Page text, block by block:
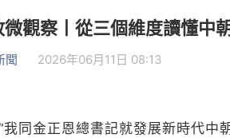
微觀察丨從三個維度讀懂中
聞 2026年06月11日 08:13
金正恩總書記就發展新時代中